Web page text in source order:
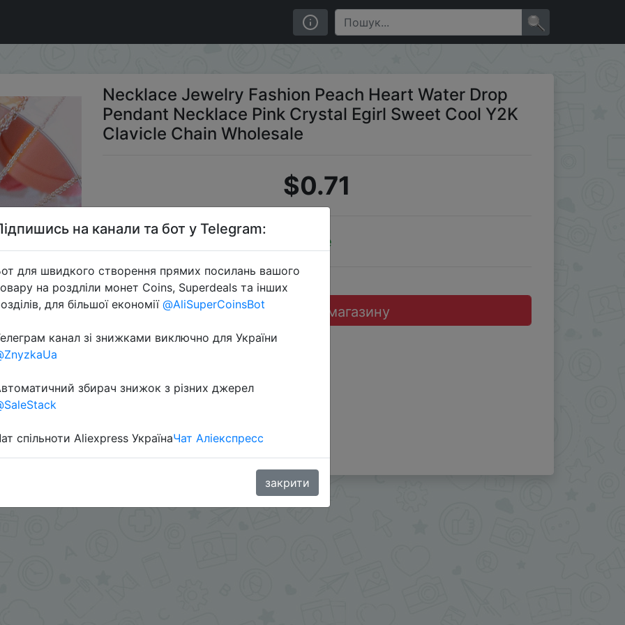
Water Drop Pendant Necklace Pink Crystal Egirl Sweet Cool Y2K Clavicle Chain Wholesale
Necklace Jewelry Fashion Peach Heart Water Drop
Pendant Necklace Pink Crystal Egirl Sweet Cool Y2K
Clavicle Chain Wholesale
$0.71
Sale
Перейти до магазину
%2B8jHVizJO6XY3M2Qy
на канали та бот у Telegram:
для швидкого створення прямих посилань вашого
на роздліли монет Coins, Superdeals та інших
для більшої економії @AliSuperCoinsBot
канал зі знижками виключно для України
збирач знижок з різних джерел
спільноти Aliexpress УкраїнаЧат Аліекспресс
закрити